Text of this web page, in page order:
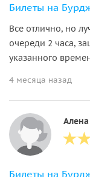
Билеты на
Все отлично, но
очереди 2 часа,
указанного
4 месяца назад
Билеты на